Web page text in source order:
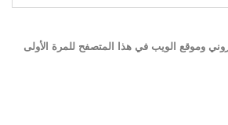
وموقع الويب في هذا المتصفح للمرة الأولى